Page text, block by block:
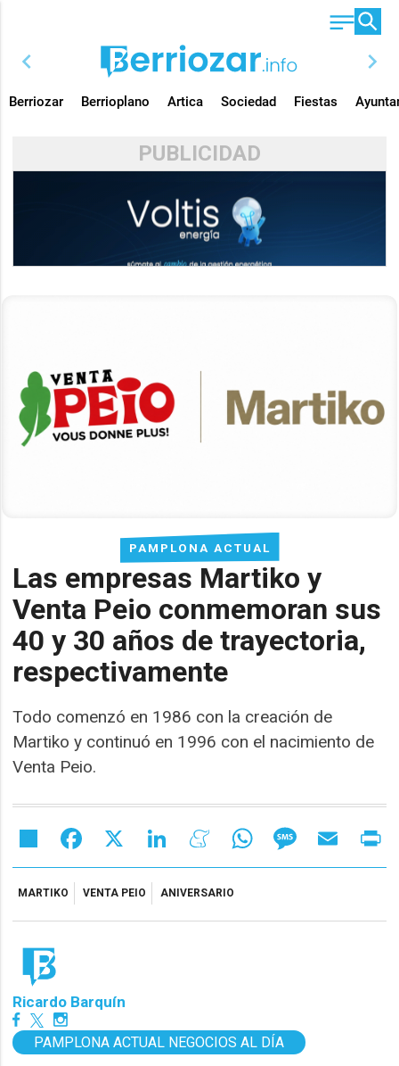
chevron_left chevron_right
Berriozar Berrioplano Artica Sociedad Fiestas
PUBLICIDAD
PAMPLONA ACTUAL
Las empresas Martiko y
Venta Peio conmemoran sus
40 y 30 años de trayectoria,
respectivamente
Todo comenzó en 1986 con la creación de
Martiko y continuó en 1996 con el nacimiento de
Venta Peio.
Share Facebook LinkedIn MeneameWhatsAppMessageEmail
MARTIKO VENTA PEIO ANIVERSARIO
Ricardo Barquín
PAMPLONA ACTUAL NEGOCIOS AL DÍA